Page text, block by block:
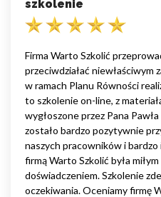
szkolenie
Firma Warto Szkolić
przeciwdziałać niewłaściwym
w ramach Planu Równości
to szkolenie on-line, z
wygłoszone przez Pana
zostało bardzo pozytywnie
naszych pracowników i
firmą Warto Szkolić była
doświadczeniem. Szkolenie
oczekiwania. Oceniamy firmę